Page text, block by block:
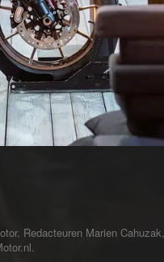
Redacteuren Marien Cahuzak,